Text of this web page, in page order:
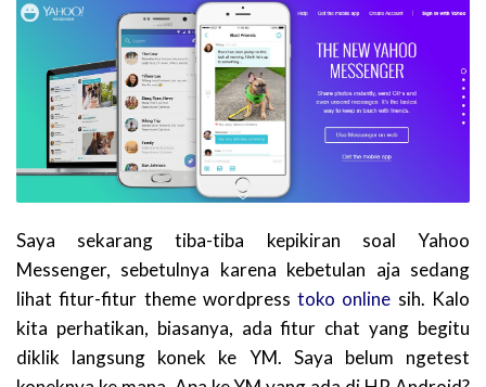
Saya sekarang tiba-tiba kepikiran soal Yahoo
Messenger, sebetulnya karena kebetulan aja sedang
lihat fitur-fitur theme wordpresstoko online sih. Kalo
kita perhatikan, biasanya, ada fitur chat yang begitu
diklik langsung konek ke YM. Saya belum ngetest